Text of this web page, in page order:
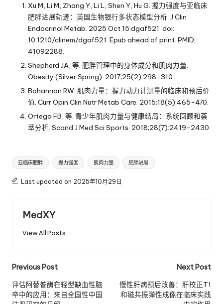
Xu M, Li M, Zhang Y, Li L, Shen Y, Hu G. 握力强度与亚临床
肥胖进展轨迹：英国生物银行多状态模型分析. J Clin
Endocrinol Metab. 2025 Oct 15:dgaf521. doi:
10.1210/clinem/dgaf521. Epub ahead of print. PMID:
41092288.
Shepherd JA, 等. 肥胖管理中的身体成分和肌肉力量.
Obesity (Silver Spring). 2017;25(2):298-310.
Bohannon RW. 肌肉力量：握力动力计测量的临床和预后价
值. Curr Opin Clin Nutr Metab Care. 2015;18(5):465-470.
Ortega FB, 等. 青少年肌肉力量与健康结局：系统回顾和荟
萃分析. Scand J Med Sci Sports. 2018;28(7):2419-2430.
Tags:
亚临床肥胖 握力强度 肌肉力量 肥胖进展
Last updated on 2025年10月29日
MedXY
View All Posts
Post
navigation
Previous Post
评估阿替普酶在轻型缺血性脑
卒中的应用：来自全国性中国
Next Post
慢性肝病预后改善：肝校正T1
和磁共振弹性成像在临床实践